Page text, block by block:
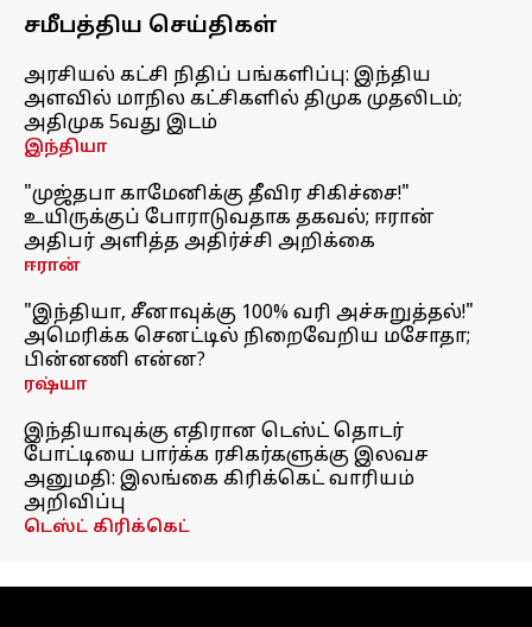
சமீபத்திய செய்திகள்
அரசியல் கட்சி நிதிப் பங்களிப்பு: இந்திய
அளவில் மாநில கட்சிகளில் திமுக முதலிடம்;
அதிமுக 5வது இடம்
இந்தியா
"முஜ்தபா காமேனிக்கு தீவிர சிகிச்சை!"
உயிருக்குப் போராடுவதாக தகவல்; ஈரான்
அதிபர் அளித்த அதிர்ச்சி அறிக்கை
ஈரான்
"இந்தியா, சீனாவுக்கு 100% வரி அச்சுறுத்தல்!"
அமெரிக்க செனட்டில் நிறைவேறிய மசோதா;
பின்னணி என்ன?
ரஷ்யா
இந்தியாவுக்கு எதிரான டெஸ்ட் தொடர்
போட்டியை பார்க்க ரசிகர்களுக்கு இலவச
அனுமதி: இலங்கை கிரிக்கெட் வாரியம்
அறிவிப்பு
டெஸ்ட் கிரிக்கெட்